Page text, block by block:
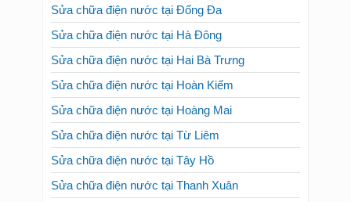
Sửa chữa điện nước tại Đống Đa
Sửa chữa điện nước tại Hà Đông
Sửa chữa điện nước tại Hai Bà Trưng
Sửa chữa điện nước tại Hoàn Kiếm
Sửa chữa điện nước tại Hoàng Mai
Sửa chữa điện nước tại Từ Liêm
Sửa chữa điện nước tại Tây Hồ
Sửa chữa điện nước tại Thanh Xuân